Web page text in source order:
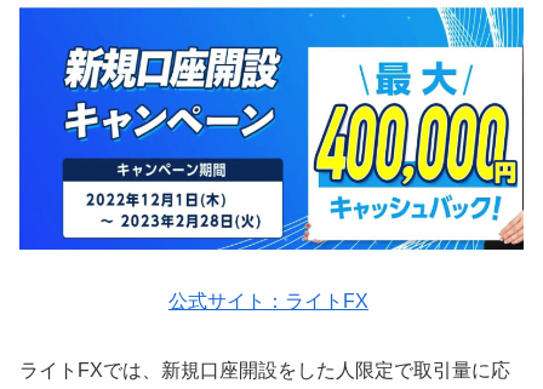
公式サイト：ライトFX
ライトFXでは、新規口座開設をした人限定で取引量に応